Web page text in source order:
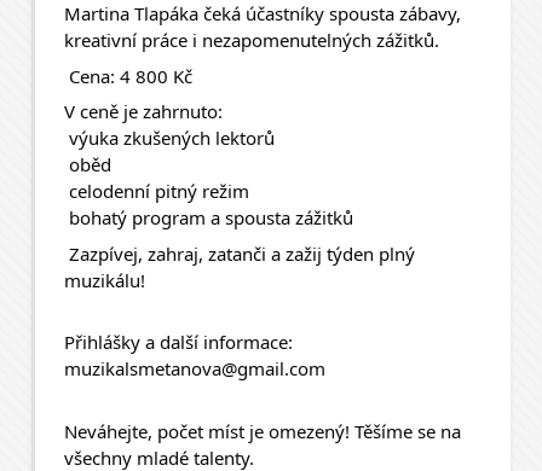
Martina Tlapáka čeká účastníky spousta zábavy,
kreativní práce i nezapomenutelných zážitků.
Cena: 4 800 Kč
V ceně je zahrnuto:
výuka zkušených lektorů
oběd
celodenní pitný režim
bohatý program a spousta zážitků
muzikálu!
Přihlášky a další informace:
muzikalsmetanova@gmail.com
Neváhejte, počet míst je omezený! Těšíme se na
všechny mladé talenty.